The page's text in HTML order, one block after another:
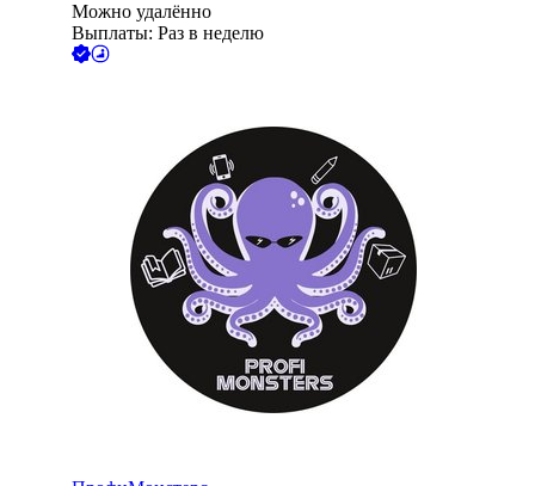
Можно удалённо
Выплаты: Раз в неделю